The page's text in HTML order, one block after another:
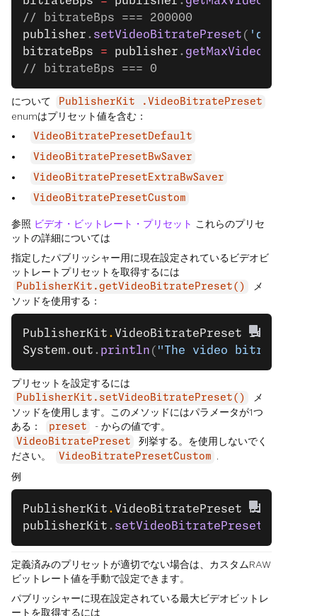
// bitrateBps === 200000
publisher . setVideoBitratePreset ( 'default'
bitrateBps = publisher . getMaxVideoBitrate
// bitrateBps === 0
について PublisherKit .VideoBitratePreset
enumはプリセット値を含む：
VideoBitratePresetDefault
VideoBitratePresetBwSaver
VideoBitratePresetExtraBwSaver
VideoBitratePresetCustom
参照 ビデオ・ビットレート・プリセット これらのプリセ
ットの詳細については
指定したパブリッシャー用に現在設定されているビデオビ
ットレートプリセットを取得するには
PublisherKit.getVideoBitratePreset()
メ
ソッドを使用する：
PublisherKit . VideoBitratePreset
System. out . println ( "The video bitrate
プリセットを設定するには
PublisherKit.setVideoBitratePreset()
メ
ソッドを使用します。このメソッドにはパラメータが1つ
ある：
preset - からの値です。
VideoBitratePreset
列挙する。を使用しないでく
ださい。
VideoBitratePresetCustom
.
例
PublisherKit . VideoBitratePreset
publisherKit . setVideoBitratePreset
定義済みのプリセットが適切でない場合は、カスタムRAW
ビットレート値を手動で設定できます。
パブリッシャーに現在設定されている最大ビデオビットレ
ートを取得するには